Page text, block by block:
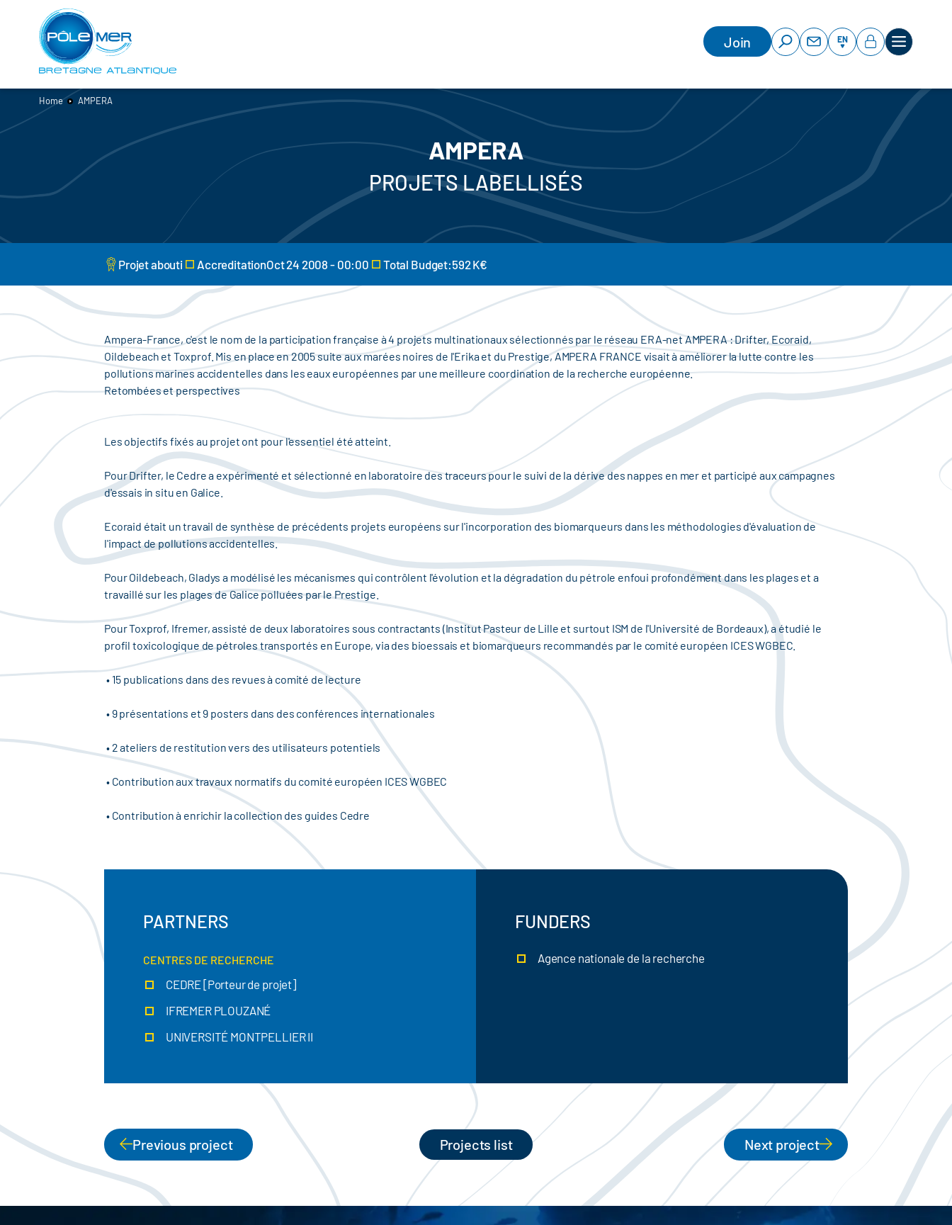
Cookies management panel
Join EN
Home AMPERA
AMPERA
PROJETS LABELLISÉS
Projet abouti AccreditationOct 24 2008 - 00:00 Total Budget:592 K€
Ampera-France, c'est le nom de la participation française à 4 projets multinationaux sélectionnés par le réseau ERA-net AMPERA : Drifter, Ecoraid,
Oildebeach et Toxprof. Mis en place en 2005 suite aux marées noires de l'Erika et du Prestige, AMPERA FRANCE visait à améliorer la lutte contre les
pollutions marines accidentelles dans les eaux européennes par une meilleure coordination de la recherche européenne.
Retombées et perspectives
Les objectifs fixés au projet ont pour l'essentiel été atteint.
Pour Drifter, le Cedre a expérimenté et sélectionné en laboratoire des traceurs pour le suivi de la dérive des nappes en mer et participé aux campagnes
d'essais in situ en Galice.
Ecoraid était un travail de synthèse de précédents projets européens sur l'incorporation des biomarqueurs dans les méthodologies d'évaluation de
l'impact de pollutions accidentelles.
Pour Oildebeach, Gladys a modélisé les mécanismes qui contrôlent l'évolution et la dégradation du pétrole enfoui profondément dans les plages et a
travaillé sur les plages de Galice polluées par le Prestige.
Pour Toxprof, Ifremer, assisté de deux laboratoires sous contractants (Institut Pasteur de Lille et surtout ISM de l'Université de Bordeaux), a étudié le
profil toxicologique de pétroles transportés en Europe, via des bioessais et biomarqueurs recommandés par le comité européen ICES WGBEC.
• 15 publications dans des revues à comité de lecture
• 9 présentations et 9 posters dans des conférences internationales
• 2 ateliers de restitution vers des utilisateurs potentiels
• Contribution aux travaux normatifs du comité européen ICES WGBEC
• Contribution à enrichir la collection des guides Cedre
PARTNERS
CENTRES DE RECHERCHE
CEDRE [Porteur de projet]
IFREMER PLOUZANÉ
UNIVERSITÉ MONTPELLIER II
FUNDERS
Agence nationale de la recherche
PAGINATION
Previous project Projects list Next project